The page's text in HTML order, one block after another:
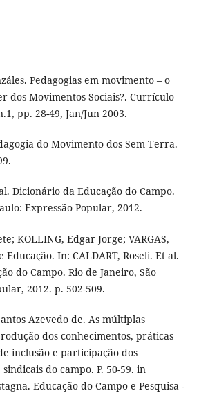
Pedagogias em movimento – o
dos Movimentos Sociais?. Currículo
pp. 28-49, Jan/Jun 2003.
do Movimento dos Sem Terra.
Dicionário da Educação do Campo.
Expressão Popular, 2012.
KOLLING, Edgar Jorge; VARGAS,
In: CALDART, Roseli. Et al.
do Campo. Rio de Janeiro, São
2012. p. 502-509.
Azevedo de. As múltiplas
dos conhecimentos, práticas
inclusão e participação dos
do campo. P. 50-59. in
Educação do Campo e Pesquisa -